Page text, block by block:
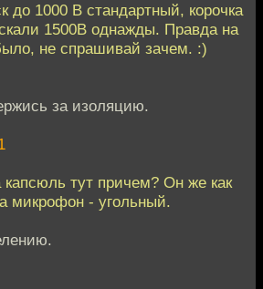
до 1000 В стандартный, корочка
1500В однажды. Правда на
не спрашивай зачем. :)
за изоляцию.
тут причем? Он же как
микрофон - угольный.